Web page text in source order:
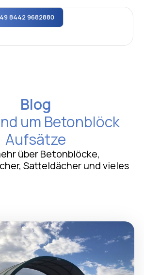
8442 9682880
Blog
um Betonblöck
Aufsätze
über Betonblöcke,
Satteldächer und vieles